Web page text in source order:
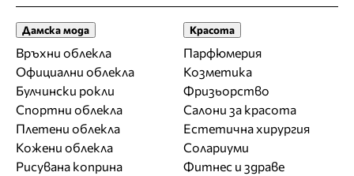
Дамска мода
Връхни облекла
Официални облекла
Булчински рокли
Спортни облекла
Плетени облекла
Кожени облекла
Рисувана коприна
Красота
Парфюмерия
Козметика
Фризьорство
Салони за красота
Естетична хирургия
Солариуми
Фитнес и здраве